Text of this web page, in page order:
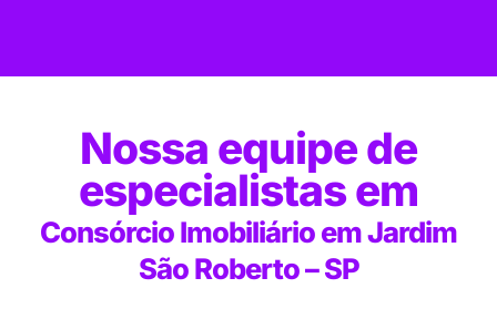
Nossa equipe de
especialistas em
Consórcio Imobiliário em Jardim
São Roberto – SP